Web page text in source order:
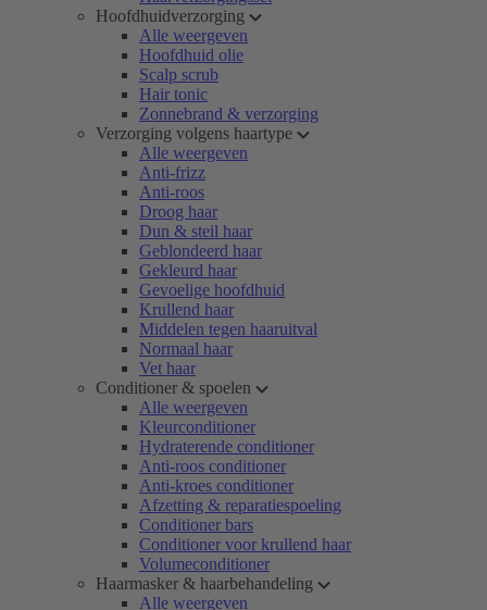
Hoofdhuidverzorging
Alle weergeven
Hoofdhuid olie
Scalp scrub
Hair tonic
Zonnebrand & verzorging
Verzorging volgens haartype
Alle weergeven
Anti-frizz
Anti-roos
Droog haar
Dun & steil haar
Geblondeerd haar
Gekleurd haar
Gevoelige hoofdhuid
Krullend haar
Middelen tegen haaruitval
Normaal haar
Vet haar
Conditioner & spoelen
Alle weergeven
Kleurconditioner
Hydraterende conditioner
Anti-roos conditioner
Anti-kroes conditioner
Afzetting & reparatiespoeling
Conditioner bars
Conditioner voor krullend haar
Volumeconditioner
Haarmasker & haarbehandeling
Alle weergeven